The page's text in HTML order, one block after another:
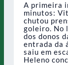
A primeira
minutos:
chutou
goleiro. No
dos donos
entrada da
saiu em
Heleno